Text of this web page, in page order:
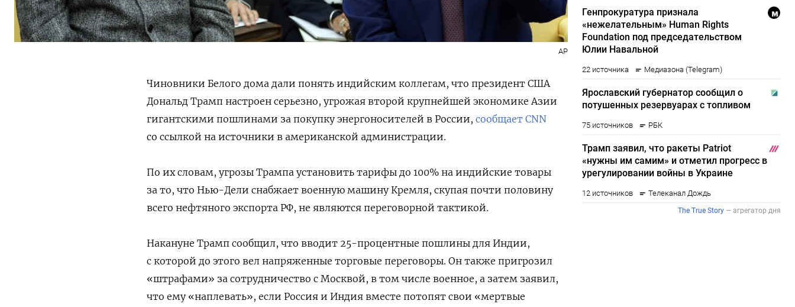
AP
Чиновники Белого дома дали понять индийским коллегам, что президент США
Дональд Трамп настроен серьезно, угрожая второй крупнейшей экономике Азии
гигантскими пошлинами за покупку энергоносителей в России, сообщает СNN
со ссылкой на источники в американской администрации.
По их словам, угрозы Трампа установить тарифы до 100% на индийские товары
за то, что Нью-Дели снабжает военную машину Кремля, скупая почти половину
всего нефтяного экспорта РФ, не являются переговорной тактикой.
Накануне Трамп сообщил, что вводит 25-процентные пошлины для Индии,
с которой до этого вел напряженные торговые переговоры. Он также пригрозил
«штрафами» за сотрудничество с Москвой, в том числе военное, а затем заявил,
что ему «наплевать», если Россия и Индия вместе потопят свои «мертвые